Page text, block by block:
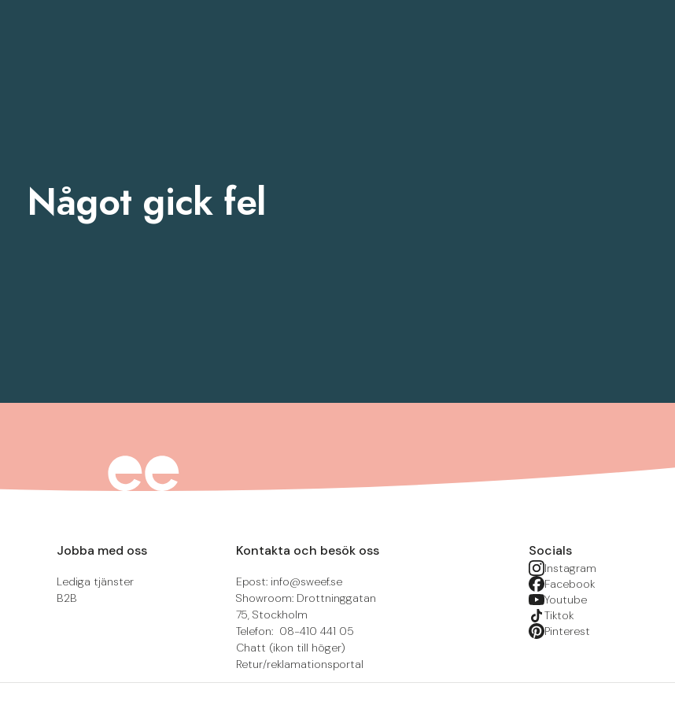
Något gick fel
Jobba med oss
Lediga tjänster
B2B
Kontakta och besök oss
Epost: info@sweef.se
Showroom: Drottninggatan
75, Stockholm
Telefon: 08-410 441 05
Chatt (ikon till höger)
Retur/reklamationsportal
Socials
Instagram
Facebook
Youtube
Tiktok
Pinterest